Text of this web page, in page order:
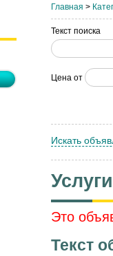
Главная >
Текст поиска
Цена от
Искать
Это
Текст